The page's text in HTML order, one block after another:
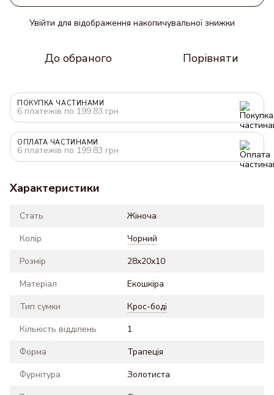
Увійти для відображення накопичувальної знижки
До обраного Порівняти
ПОКУПКА ЧАСТИНАМИ
6 платежів по 199.83 грн
ОПЛАТА ЧАСТИНАМИ
6 платежів по 199.83 грн
Характеристики
Стать
Жіноча
Колір
Чорний
Розмір
28x20x10
Матеріал
Екошкіра
Тип сумки
Крос-боді
Кількість відділень
1
Форма
Трапеція
Фурнітура
Золотиста